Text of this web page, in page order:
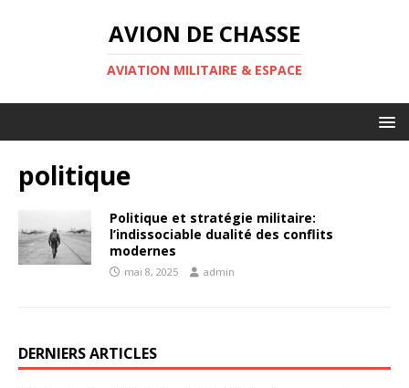
AVION DE CHASSE
AVIATION MILITAIRE & ESPACE
politique
Politique et stratégie militaire:
l’indissociable dualité des conflits
modernes
mai 8, 2025 admin
DERNIERS ARTICLES